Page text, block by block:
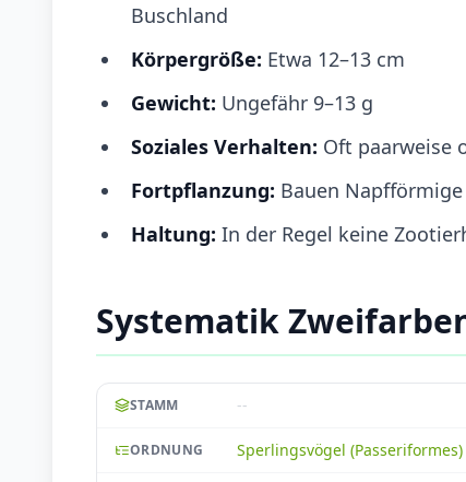
Buschland
Körpergröße: Etwa 12–13 cm
Gewicht: Ungefähr 9–13 g
Soziales Verhalten: Oft paarweise
Fortpflanzung: Bauen
Haltung: In der Regel keine
Systematik
STAMM --
ORDNUNG Sperlingsvögel (Passeriformes)